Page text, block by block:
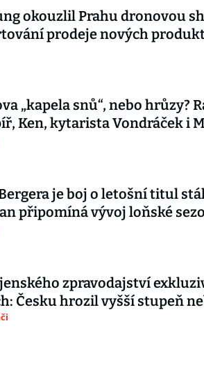
okouzlil Prahu dronovou
prodeje nových
„kapela snů“, nebo hrůzy?
Ken, kytarista Vondráček i
je boj o letošní titul
připomíná vývoj loňské
zpravodajství
Česku hrozil vyšší stupeň